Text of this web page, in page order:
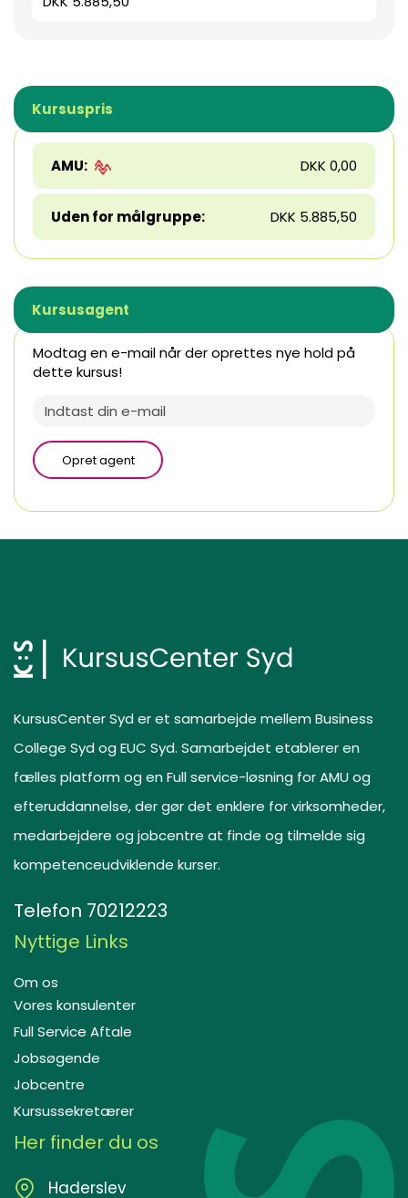
Kursuspris
AMU: DKK 0,00
Uden for målgruppe: DKK 5.885,50
Kursusagent
Modtag en e-mail når der oprettes nye hold på
dette kursus!
Opret agent
KursusCenter Syd er et samarbejde mellem Business
College Syd og EUC Syd. Samarbejdet etablerer en
fælles platform og en Full service-løsning for AMU og
efteruddannelse, der gør det enklere for virksomheder,
medarbejdere og jobcentre at finde og tilmelde sig
kompetenceudviklende kurser.
Telefon 70212223
Nyttige Links
Om os
Vores konsulenter
Full Service Aftale
Jobsøgende
Jobcentre
Kursussekretærer
Her finder du os
Haderslev